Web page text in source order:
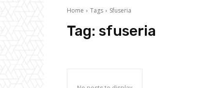
Home Tags Sfuseria
Tag: sfuseria